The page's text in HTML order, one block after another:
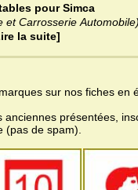
pour Simca
et Carrosserie
la suite]
sur nos fiches en
présentées,
de spam).